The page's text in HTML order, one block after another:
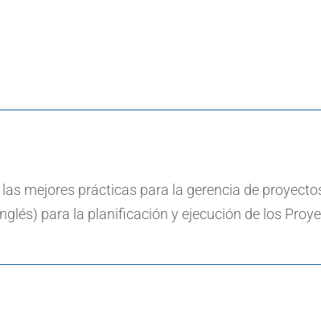
mejores prácticas para la gerencia de
para la planificación y ejecución de los